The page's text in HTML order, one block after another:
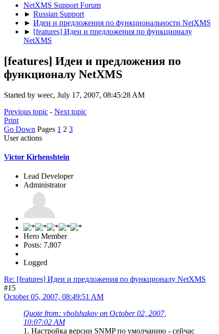
NetXMS Support Forum
► Russian Support
► Идеи и предложения по функциональности NetXMS
► [features] Идеи и предложения по функционалу
NetXMS
[features] Идеи и предложения по
функционалу NetXMS
Started by weec, July 17, 2007, 08:45:28 AM
Previous topic - Next topic
Print
Go Down Pages 1 2 3
User actions
Victor Kirhenshtein
Lead Developer
Administrator
Hero Member
Posts: 7,807
Logged
Re: [features] Идеи и предложения по функционалу NetXMS
#15
October 05, 2007, 08:49:51 AM
Quote from: vbolshakov on October 02, 2007,
10:07:02 AM
1. Настройка версии SNMP по умолчанию - сейчас